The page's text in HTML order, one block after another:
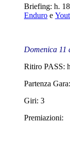
Briefing: h.
Enduro e
Domenica 11
Ritiro PASS:
Partenza
Giri: 3
Premiazioni: